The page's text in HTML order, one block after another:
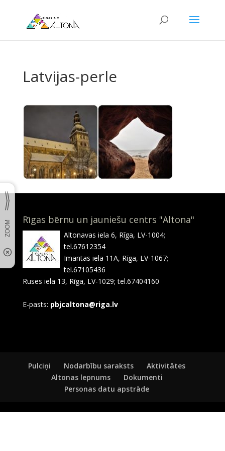
Latvijas-perle
Rīgas bērnu un jauniešu centrs "Altona"
Altonavas iela 6, Rīga, LV-1004;
tel.67612354
Imantas iela 11A, Rīga, LV-1067;
tel.67105436
Ruses iela 13, Rīga, LV-1029; tel.67404160
E-pasts: pbjcaltona@riga.lv
Pulciņi Nodarbību saraksts
Aktivitātes
Altonas lepnums
Dokumenti
Personas datu apstrāde